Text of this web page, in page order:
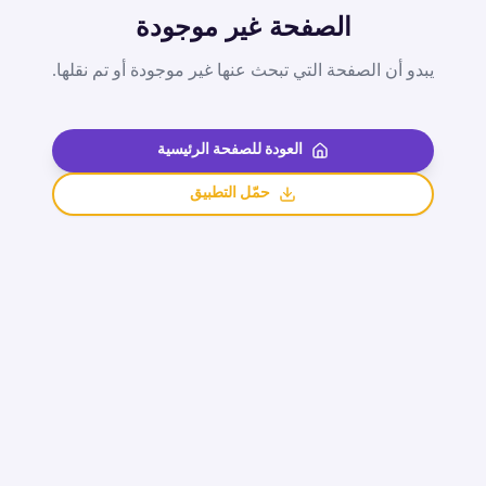
الصفحة غير موجودة
يبدو أن الصفحة التي تبحث عنها غير موجودة أو تم نقلها.
العودة للصفحة الرئيسية
حمّل التطبيق